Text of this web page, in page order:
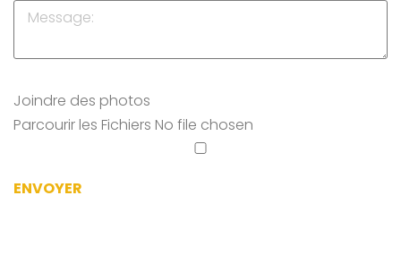
Joindre des photos
Parcourir les Fichiers No file chosen
ENVOYER